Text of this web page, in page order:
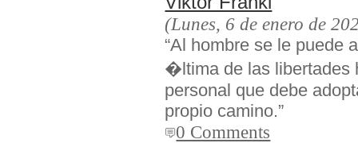
(Lunes, 6 de enero de
“Al hombre se le puede
�ltima de las libertades
personal que debe
propio camino.”
0 Comments